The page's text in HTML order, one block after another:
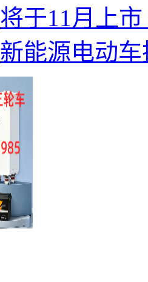
将于11月上
新能源电动